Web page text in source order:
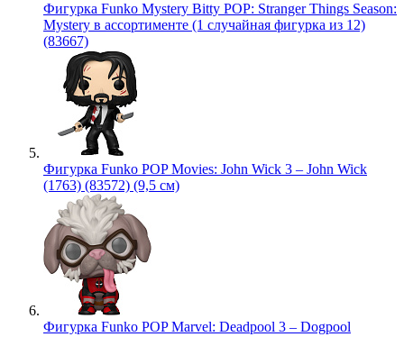
Фигурка Funko Mystery Bitty POP: Stranger Things Season:
Mystery в ассортименте (1 случайная фигурка из 12)
(83667)
Фигурка Funko POP Movies: John Wick 3 – John Wick
(1763) (83572) (9,5 см)
Фигурка Funko POP Marvel: Deadpool 3 – Dogpool